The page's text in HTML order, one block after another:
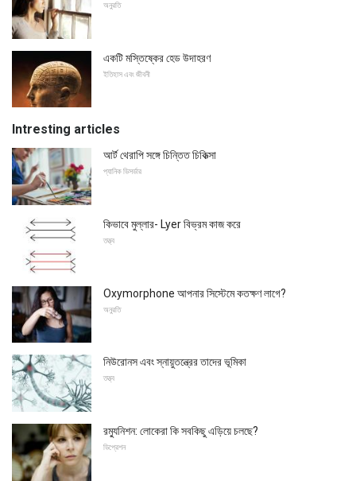
অনুরতি
একটি মস্তিষ্কের হেড উদাহরণ
ইতিহাস এবং জীবনী
Intresting articles
আর্ট থেরাপি সঙ্গে চিন্তিত চিকিত্সা
প্যানিক ডিসর্ডার
কিভাবে মুল্লার- Lyer বিভ্রম কাজ করে
তত্ত্ব
Oxymorphone আপনার সিস্টেমে কতক্ষণ লাগে?
অনুরতি
নিউরোনস এবং স্নায়ুতন্ত্রের তাদের ভূমিকা
তত্ত্ব
রম্যুনিশন: লোকেরা কি সবকিছু এড়িয়ে চলছে?
ডিপ্রেশন